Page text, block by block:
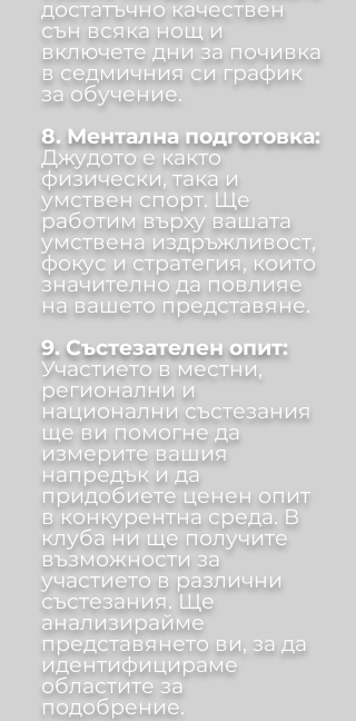
достатъчно качествен
сън всяка нощ и
включете дни за почивка
в седмичния си график
за обучение.
8. Ментална подготовка:
Джудото е както
физически, така и
умствен спорт. Ще
работим върху вашата
умствена издръжливост,
фокус и стратегия, които
значително да повлияе
на вашето представяне.
9. Състезателен опит:
Участието в местни,
регионални и
национални състезания
ще ви помогне да
измерите вашия
напредък и да
придобиете ценен опит
в конкурентна среда. В
клуба ни ще получите
възможности за
участието в различни
състезания. Ще
анализирайме
представянето ви, за да
идентифицираме
областите за
подобрение.